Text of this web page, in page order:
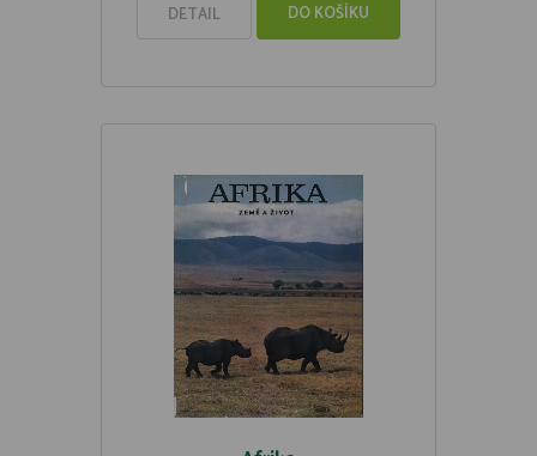
DETAIL DO KOŠÍKU